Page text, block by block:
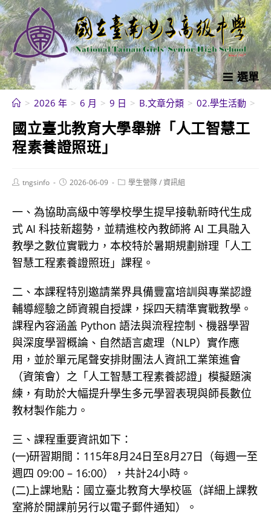
跳
轉
至
主
要
內
選單
> 2026 年 > 6 月 > 9 日 > B.文章分類 > 02.學生活動 >
國立臺北教育大學舉辦「人工智慧工
程素養證照班」
Posttngsinfo
Post2026-06-09
Post學生營隊/資訊組
一、為協助高級中等學校學生提早接軌新時代生成
式 AI 科技新趨勢，並精進校內教師將 AI 工具融入
教學之數位實戰力，本校特於暑期規劃辦理「人工
智慧工程素養證照班」課程。
二、本課程特別邀請業界具備豐富培訓與專業認證
輔導經驗之師資親自授課，採四天精準實戰教學。
課程內容涵盖 Python 語法與流程控制、機器學習
與深度學習概論、自然語言處理（NLP）實作應
用，並於單元尾聲安排財團法人資訊工業策進會
（資策會）之「人工智慧工程素養認證」模擬題演
練，有助於大幅提升學生多元學習表現與師長數位
教材製作能力。
三、課程重要資訊如下：
(一)研習期間：115年8月24日至8月27日（每週一至
週四 09:00 – 16:00），共計24小時。
(二)上課地點：國立臺北教育大學校區（詳細上課教
室將於開課前另行以電子郵件通知）。